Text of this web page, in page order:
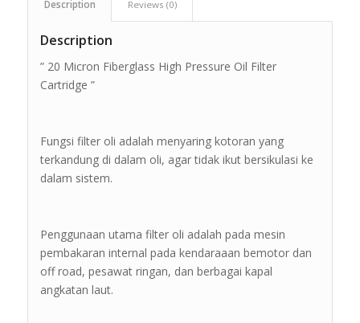
Description Reviews (0)
Description
” 20 Micron Fiberglass High Pressure Oil Filter
Cartridge ”
Fungsi filter oli adalah menyaring kotoran yang
terkandung di dalam oli, agar tidak ikut bersikulasi ke
dalam sistem.
Penggunaan utama filter oli adalah pada mesin
pembakaran internal pada kendaraaan bemotor dan
off road, pesawat ringan, dan berbagai kapal
angkatan laut.